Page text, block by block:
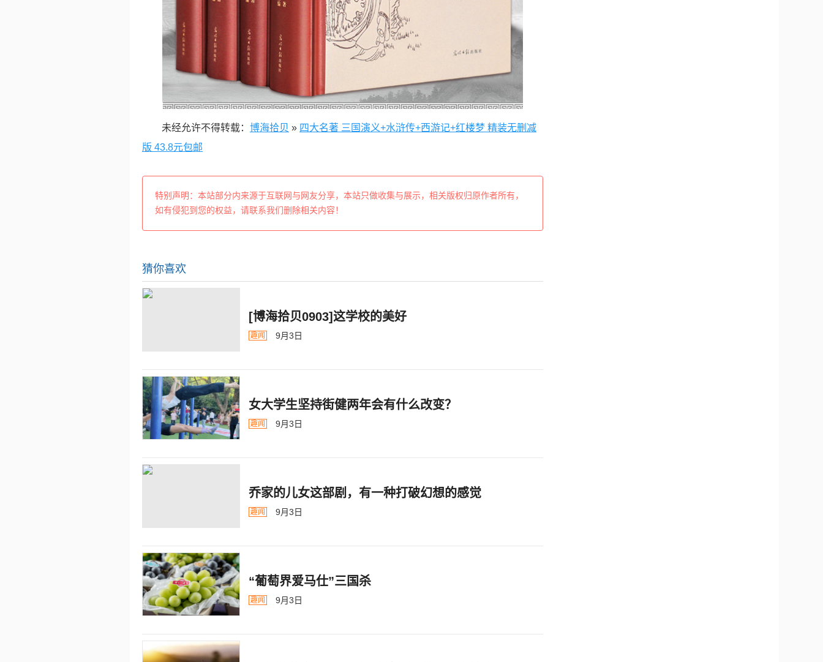
未经允许不得转载： 博海拾贝 » 四大名著 三国演义+水浒传+西游记+红楼梦 精装无删减
版 43.8元包邮
特别声明：本站部分内来源于互联网与网友分享，本站只做收集与展示，相关版权归原作者所有，
如有侵犯到您的权益，请联系我们删除相关内容！
猜你喜欢
[博海拾贝0903]这学校的美好
趣闻 9月3日
女大学生坚持街健两年会有什么改变？
趣闻 9月3日
乔家的儿女这部剧，有一种打破幻想的感觉
趣闻 9月3日
“葡萄界爱马仕”三国杀
趣闻 9月3日